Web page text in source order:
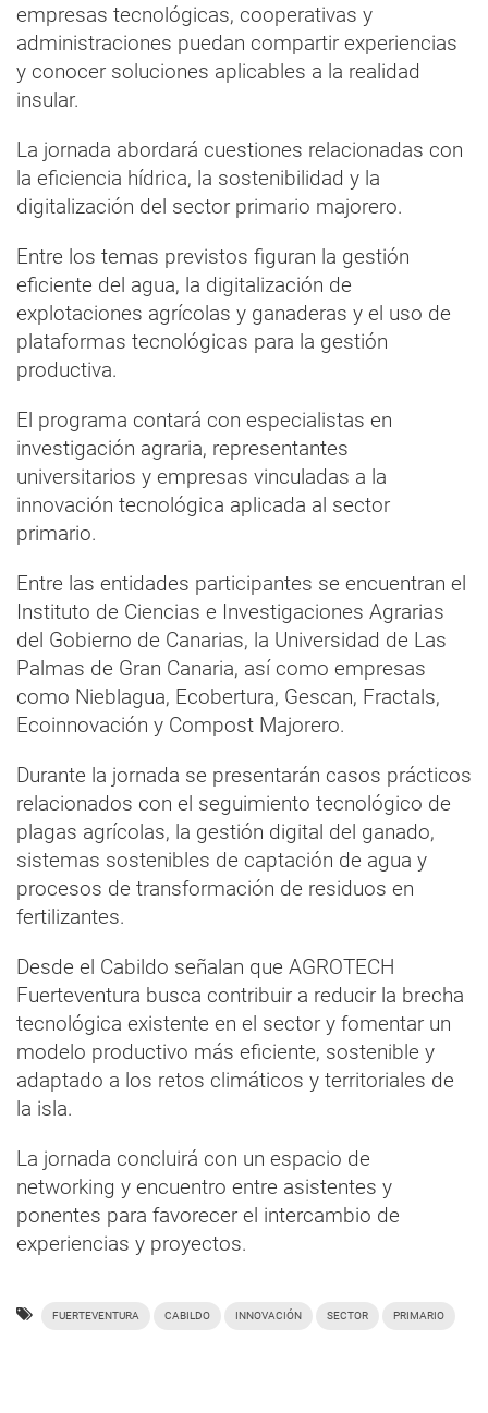
empresas tecnológicas, cooperativas y
administraciones puedan compartir experiencias
y conocer soluciones aplicables a la realidad
insular.
La jornada abordará cuestiones relacionadas con
la eficiencia hídrica, la sostenibilidad y la
digitalización del sector primario majorero.
Entre los temas previstos figuran la gestión
eficiente del agua, la digitalización de
explotaciones agrícolas y ganaderas y el uso de
plataformas tecnológicas para la gestión
productiva.
El programa contará con especialistas en
investigación agraria, representantes
universitarios y empresas vinculadas a la
innovación tecnológica aplicada al sector
primario.
Entre las entidades participantes se encuentran el
Instituto de Ciencias e Investigaciones Agrarias
del Gobierno de Canarias, la Universidad de Las
Palmas de Gran Canaria, así como empresas
como Nieblagua, Ecobertura, Gescan, Fractals,
Ecoinnovación y Compost Majorero.
Durante la jornada se presentarán casos prácticos
relacionados con el seguimiento tecnológico de
plagas agrícolas, la gestión digital del ganado,
sistemas sostenibles de captación de agua y
procesos de transformación de residuos en
fertilizantes.
Desde el Cabildo señalan que AGROTECH
Fuerteventura busca contribuir a reducir la brecha
tecnológica existente en el sector y fomentar un
modelo productivo más eficiente, sostenible y
adaptado a los retos climáticos y territoriales de
la isla.
La jornada concluirá con un espacio de
networking y encuentro entre asistentes y
ponentes para favorecer el intercambio de
experiencias y proyectos.
FUERTEVENTURA CABILDO INNOVACIÓN SECTOR PRIMARIO